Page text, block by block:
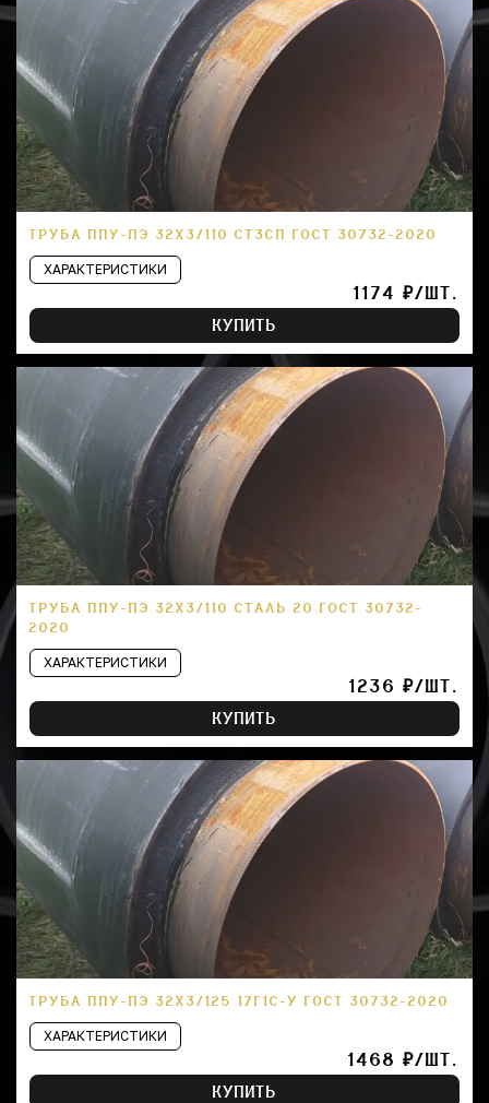
ТРУБА ППУ-ПЭ 32Х3/110 СТ3СП ГОСТ 30732-2020
ХАРАКТЕРИСТИКИ
1174 ₽/ШТ.
КУПИТЬ
ТРУБА ППУ-ПЭ 32Х3/110 СТАЛЬ 20 ГОСТ 30732-
2020
ХАРАКТЕРИСТИКИ
1236 ₽/ШТ.
КУПИТЬ
ТРУБА ППУ-ПЭ 32Х3/125 17Г1С-У ГОСТ 30732-2020
ХАРАКТЕРИСТИКИ
1468 ₽/ШТ.
КУПИТЬ